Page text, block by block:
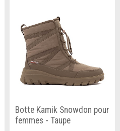
Botte Kamik Snowdon pour
femmes - Taupe